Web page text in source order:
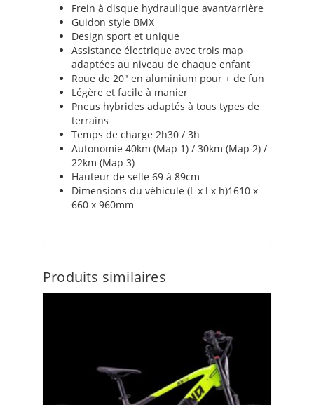
Frein à disque hydraulique avant/arrière
Guidon style BMX
Design sport et unique
Assistance électrique avec trois map
adaptées au niveau de chaque enfant
Roue de 20″ en aluminium pour + de fun
Légère et facile à manier
Pneus hybrides adaptés à tous types de
terrains
Temps de charge 2h30 / 3h
Autonomie 40km (Map 1) / 30km (Map 2) /
22km (Map 3)
Hauteur de selle 69 à 89cm
Dimensions du véhicule (L x l x h)1610 x
660 x 960mm
Produits similaires